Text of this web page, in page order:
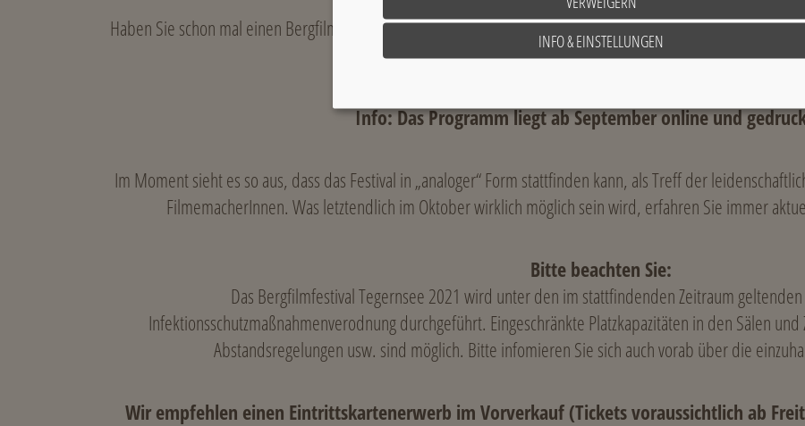
Haben Sie schon mal einen Bergfilm aus Kasachstan gesehen? Oder aus Taiwan? Wie mag sich ein Filmteam
Eindeutig fasziniert das Thema Berge Filmemacher auf der ganzen
Info: Das Programm liegt ab September online und
Im Moment sieht es so aus, dass das Festival in „analoger“ Form stattfinden kann, als Treff der
FilmemacherInnen. Was letztendlich im Oktober wirklich möglich sein wird, erfahren Sie immer
Bitte beachten Sie:
Das Bergfilmfestival Tegernsee 2021 wird unter den im stattfindenden Zeitraum
Infektionsschutzmaßnahmenverodnung durchgeführt. Eingeschränkte Platzkapazitäten in den Sälen
Abstandsregelungen usw. sind möglich. Bitte infomieren Sie sich auch vorab über die
Wir empfehlen einen Eintrittskartenerwerb im Vorverkauf (Tickets voraussichtlich ab
INFO & EINSTELLUNGEN